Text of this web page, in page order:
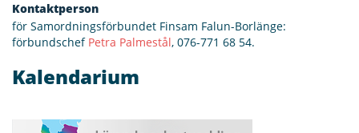
Kontaktperson
för Samordningsförbundet Finsam Falun-Borlänge:
förbundschef Petra Palmestål, 076-771 68 54‬.
Kalendarium